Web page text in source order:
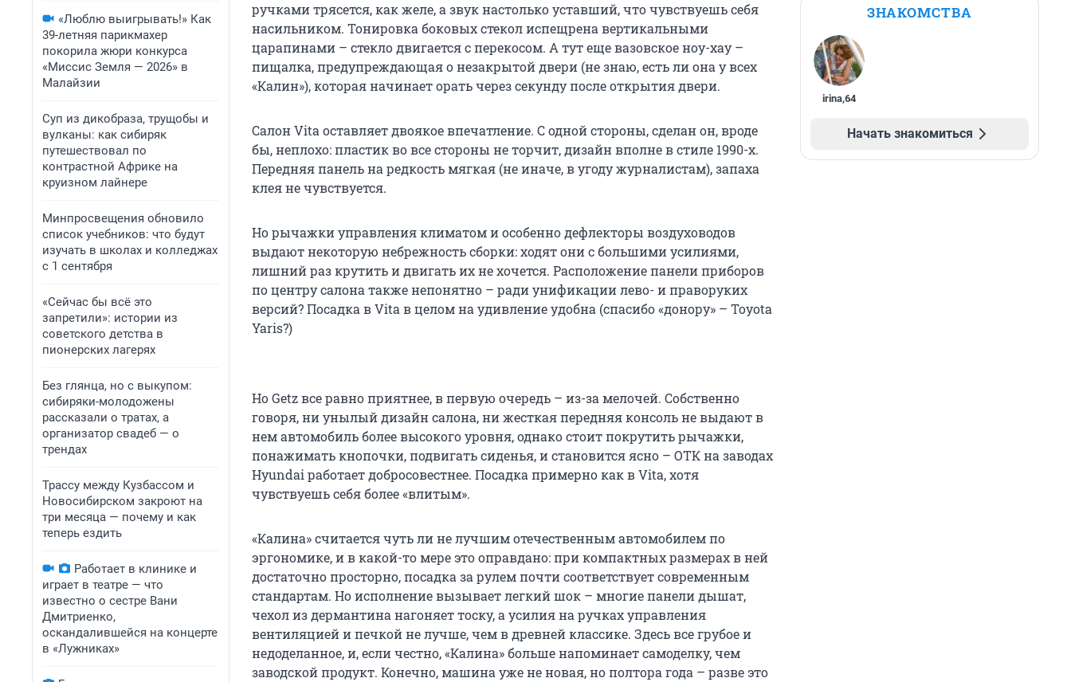
«Люблю выигрывать!» Как
39-летняя парикмахер
покорила жюри конкурса
«Миссис Земля — 2026» в
Малайзии
Суп из дикобраза, трущобы и
вулканы: как сибиряк
путешествовал по
контрастной Африке на
круизном лайнере
Минпросвещения обновило
список учебников: что будут
изучать в школах и колледжах
с 1 сентября
«Сейчас бы всё это
запретили»: истории из
советского детства в
пионерских лагерях
Без глянца, но с выкупом:
сибиряки-молодожены
рассказали о тратах, а
организатор свадеб — о
трендах
Трассу между Кузбассом и
Новосибирском закроют на
три месяца — почему и как
теперь ездить
Работает в клинике и
играет в театре — что
известно о сестре Вани
Дмитриенко,
оскандалившейся на концерте
в «Лужниках»
ручками трясется, как желе, а звук настолько уставший, что чувствуешь себя
насильником. Тонировка боковых стекол испещрена вертикальными
царапинами – стекло двигается с перекосом. А тут еще вазовское ноу-хау –
пищалка, предупреждающая о незакрытой двери (не знаю, есть ли она у всех
«Калин»), которая начинает орать через секунду после открытия двери.
Салон Vita оставляет двоякое впечатление. С одной стороны, сделан он, вроде
бы, неплохо: пластик во все стороны не торчит, дизайн вполне в стиле 1990-х.
Передняя панель на редкость мягкая (не иначе, в угоду журналистам), запаха
клея не чувствуется.
Но рычажки управления климатом и особенно дефлекторы воздуховодов
выдают некоторую небрежность сборки: ходят они с большими усилиями,
лишний раз крутить и двигать их не хочется. Расположение панели приборов
по центру салона также непонятно – ради унификации лево- и праворуких
версий? Посадка в Vita в целом на удивление удобна (спасибо «донору» – Toyota
Yaris?)
Но Getz все равно приятнее, в первую очередь – из-за мелочей. Собственно
говоря, ни унылый дизайн салона, ни жесткая передняя консоль не выдают в
нем автомобиль более высокого уровня, однако стоит покрутить рычажки,
понажимать кнопочки, подвигать сиденья, и становится ясно – ОТК на заводах
Hyundai работает добросовестнее. Посадка примерно как в Vita, хотя
чувствуешь себя более «влитым».
«Калина» считается чуть ли не лучшим отечественным автомобилем по
эргономике, и в какой-то мере это оправдано: при компактных размерах в ней
достаточно просторно, посадка за рулем почти соответствует современным
стандартам. Но исполнение вызывает легкий шок – многие панели дышат,
чехол из дермантина нагоняет тоску, а усилия на ручках управления
вентиляцией и печкой не лучше, чем в древней классике. Здесь все грубое и
недоделанное, и, если честно, «Калина» больше напоминает самоделку, чем
заводской продукт. Конечно, машина уже не новая, но полтора года – разве это
ЗНАКОМСТВА
irina,64
Начать знакомиться